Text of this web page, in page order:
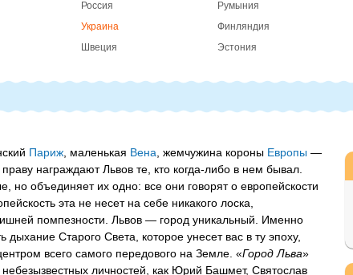
Россия Румыния
Украина Финляндия
Швеция Эстония
Париж , маленькая Вена , жемчужина короны Европы —
награждают Львов те, кто когда-либо в нем бывал.
но объединяет их одно: все они говорят о европейскости
эта не несет на себе никакого лоска,
помпезности. Львов — город уникальный. Именно
дыхание Старого Света, которое унесет вас в ту эпоху,
всего самого передового на Земле. «Город Льва»
личностей, как Юрий Башмет, Святослав